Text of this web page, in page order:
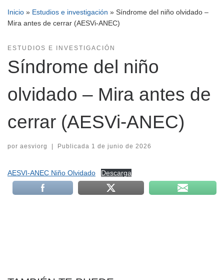
Inicio » Estudios e investigación » Síndrome del niño olvidado –
Mira antes de cerrar (AESVi-ANEC)
ESTUDIOS E INVESTIGACIÓN
Síndrome del niño
olvidado – Mira antes de
cerrar (AESVi-ANEC)
por aesviorg | Publicada 1 de junio de 2026
AESVI-ANEC Niño Olvidado Descarga